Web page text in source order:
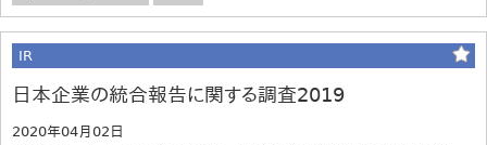
IR
日本企業の統合報告に関する調査2019
2020年04月02日